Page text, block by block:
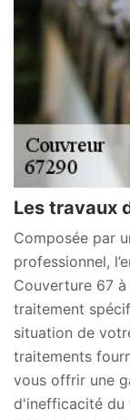
Les travaux
Composée par
professionnel,
Couverture 67
traitement
situation de
traitements
vous offrir une
d'inefficacité du